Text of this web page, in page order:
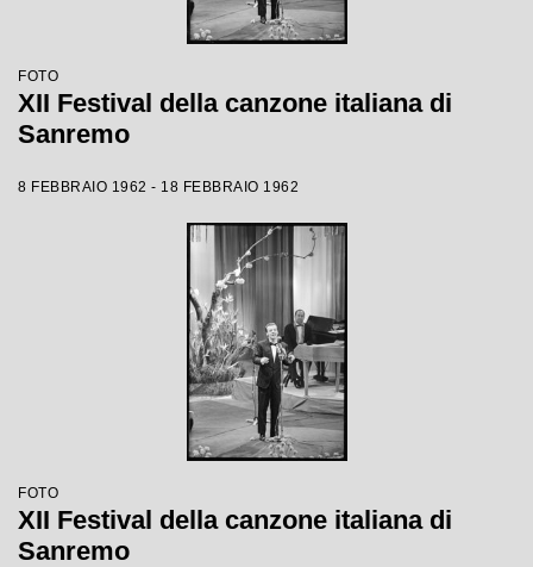
FOTO
XII Festival della canzone italiana di
Sanremo
8 FEBBRAIO 1962 - 18 FEBBRAIO 1962
FOTO
XII Festival della canzone italiana di
Sanremo